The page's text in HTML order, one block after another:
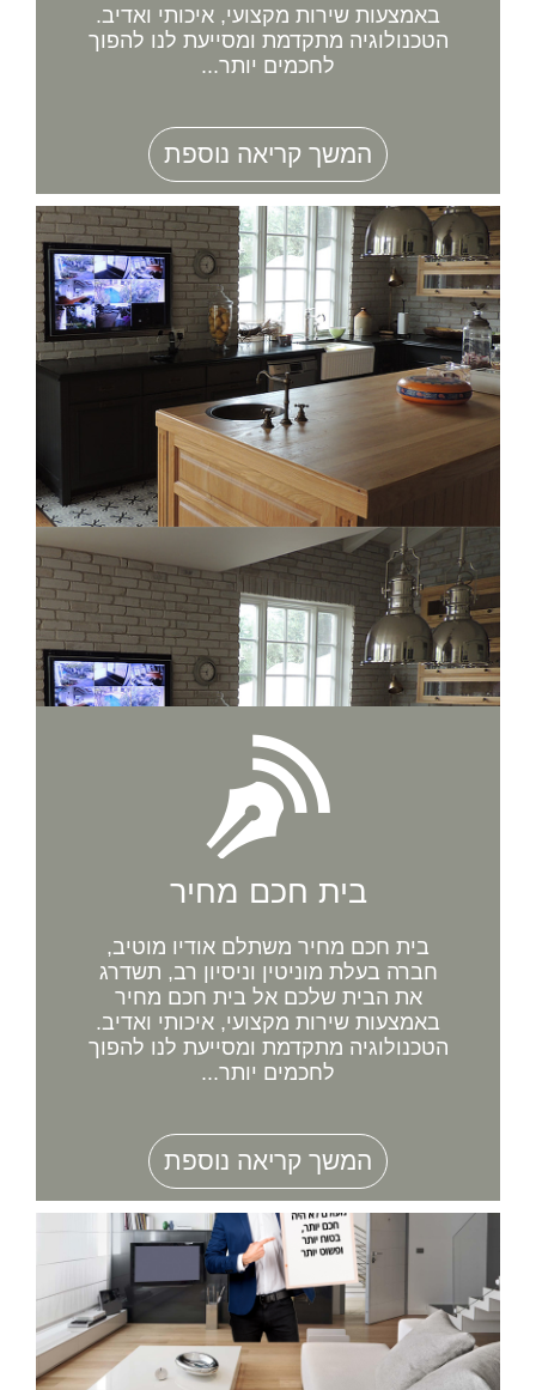
באמצעות שירות מקצועי, איכותי ואדיב.
הטכנולוגיה מתקדמת ומסייעת לנו להפוך
לחכמים יותר...
המשך קריאה נוספת
בית חכם מחיר
בית חכם מחיר משתלם אודיו מוטיב,
חברה בעלת מוניטין וניסיון רב, תשדרג
את הבית שלכם אל בית חכם מחיר
באמצעות שירות מקצועי, איכותי ואדיב.
הטכנולוגיה מתקדמת ומסייעת לנו להפוך
לחכמים יותר...
המשך קריאה נוספת